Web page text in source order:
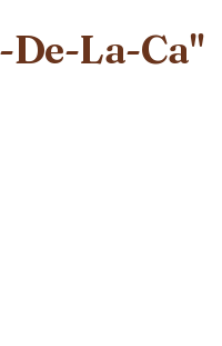
La-Ca"